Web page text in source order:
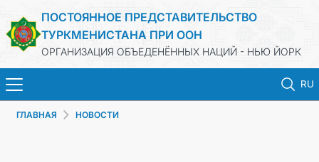
ПОСТОЯННОЕ ПРЕДСТАВИТЕЛЬСТВО
ТУРКМЕНИСТАНА ПРИ ООН
ОРГАНИЗАЦИЯ ОБЪЕДЕНЁННЫХ НАЦИЙ - НЬЮ ЙОРК
RU
ГЛАВНАЯ НОВОСТИ